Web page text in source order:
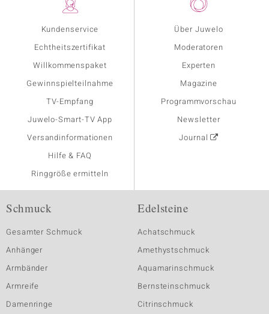
Kundenservice
Echtheitszertifikat
Willkommenspaket
Gewinnspielteilnahme
TV-Empfang
Juwelo-Smart-TV App
Versandinformationen
Hilfe & FAQ
Ringgröße ermitteln
Über Juwelo
Moderatoren
Experten
Magazine
Programmvorschau
Newsletter
Journal
Schmuck
Gesamter Schmuck
Anhänger
Armbänder
Armreife
Damenringe
Edelsteine
Achatschmuck
Amethystschmuck
Aquamarinschmuck
Bernsteinschmuck
Citrinschmuck